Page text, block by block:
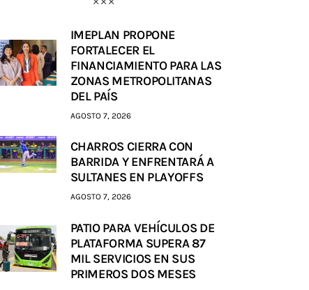
IMEPLAN PROPONE
FORTALECER EL
FINANCIAMIENTO PARA LAS
ZONAS METROPOLITANAS
DEL PAÍS
AGOSTO 7, 2026
CHARROS CIERRA CON
BARRIDA Y ENFRENTARÁ A
SULTANES EN PLAYOFFS
AGOSTO 7, 2026
PATIO PARA VEHÍCULOS DE
PLATAFORMA SUPERA 87
MIL SERVICIOS EN SUS
PRIMEROS DOS MESES